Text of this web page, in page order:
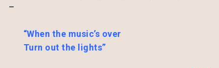
–
“When the music’s over
Turn out the lights”